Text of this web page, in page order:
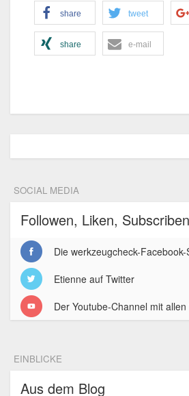
share tweet
share e-mail
SOCIAL MEDIA
Followen, Liken,
Die werkzeugcheck-Facebook-
Etienne auf Twitter
Der Youtube-Channel mit
EINBLICKE
Aus dem Blog